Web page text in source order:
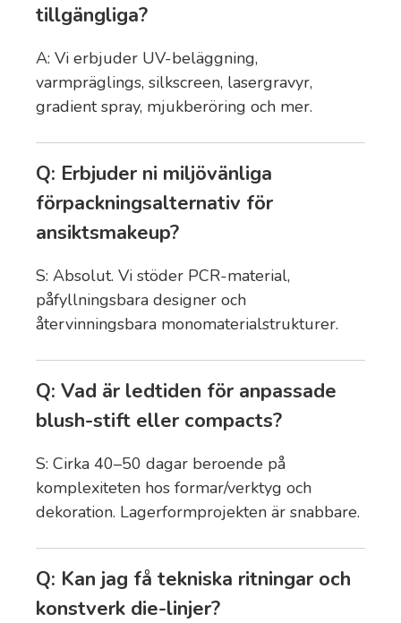
tillgängliga?
A: Vi erbjuder UV-beläggning,
varmpräglings, silkscreen, lasergravyr,
gradient spray, mjukberöring och mer.
Q: Erbjuder ni miljövänliga
förpackningsalternativ för
ansiktsmakeup?
S: Absolut. Vi stöder PCR-material,
påfyllningsbara designer och
återvinningsbara monomaterialstrukturer.
Q: Vad är ledtiden för anpassade
blush-stift eller compacts?
S: Cirka 40–50 dagar beroende på
komplexiteten hos formar/verktyg och
dekoration. Lagerformprojekten är snabbare.
Q: Kan jag få tekniska ritningar och
konstverk die-linjer?